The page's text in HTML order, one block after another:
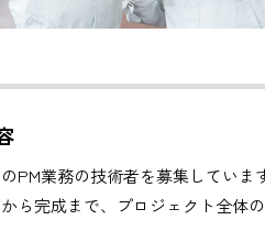
PM業務の技術者を募集していま
ら完成まで、プロジェクト全体の